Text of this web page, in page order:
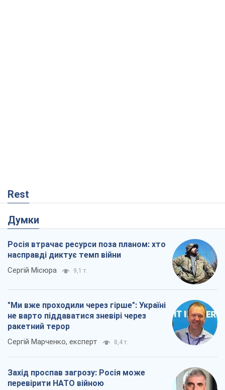
Rest
Думки
Росія втрачає ресурси поза планом: хто
насправді диктує темп війни
Сергій Місюра 9,1 т.
"Ми вже проходили через гірше": Україні
не варто піддаватися зневірі через
ракетний терор
Сергій Марченко, експерт 8,4 т.
Захід проспав загрозу: Росія може
перевірити НАТО війною